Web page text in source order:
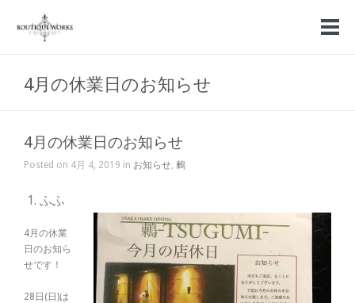
4月の休業日のお知らせ
4月の休業日のお知らせ
Posted on 4月 4, 2019 in お知らせ, 鶫
ふふ
4月の休業
日のお知ら
せです！
28日(日)は